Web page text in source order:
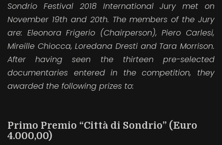
Sondrio Festival 2018 International Jury met on
November 19th and 20th. The members of the Jury
are: Eleonora Frigerio (Chairperson), Piero Carlesi,
Mireille Chiocca, Loredana Dresti and Tara Morrison.
After having seen the thirteen pre-selected
documentaries entered in the competition, they
awarded the following prizes to:
Primo Premio “Città di Sondrio” (Euro
4.000,00)